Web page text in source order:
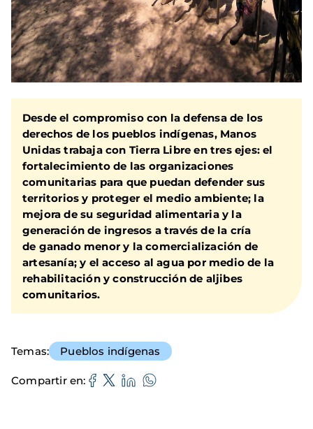
Desde el compromiso con la defensa de los
derechos de los pueblos indígenas, Manos
Unidas trabaja con Tierra Libre en tres ejes: el
fortalecimiento de las organizaciones
comunitarias para que puedan defender sus
territorios y proteger el medio ambiente; la
mejora de su seguridad alimentaria y la
generación de ingresos a través de la cría
de ganado menor y la comercialización de
artesanía; y el acceso al agua por medio de la
rehabilitación y construcción de aljibes
comunitarios.
Temas Pueblos indígenas
Compartir en